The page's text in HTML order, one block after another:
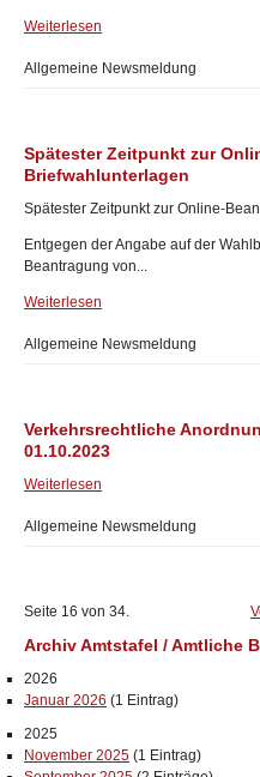
Weiterlesen
Allgemeine Newsmeldung
Spätester Zeitpunkt zur
Briefwahlunterlagen
Spätester Zeitpunkt zur Online-
Entgegen der Angabe auf der
Beantragung von...
Weiterlesen
Allgemeine Newsmeldung
Verkehrsrechtliche
01.10.2023
Weiterlesen
Allgemeine Newsmeldung
Seite 16 von 34.
Archiv Amtstafel / Amtliche
2026
Januar 2026 (1 Eintrag)
2025
November 2025 (1 Eintrag)